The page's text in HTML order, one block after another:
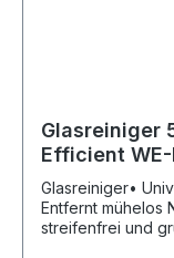
Glasreiniger
Efficient WE-
Glasreiniger•
Entfernt mühelos
streifenfrei und gründlich • pH-Wert ca.